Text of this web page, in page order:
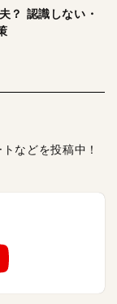
？ 認識しない・
などを投稿中！